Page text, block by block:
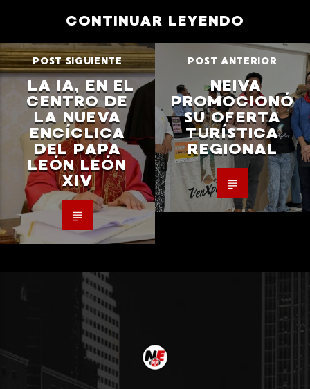
CONTINUAR LEYENDO
POST SIGUIENTE
LA IA, EN EL
CENTRO DE
LA NUEVA
ENCÍCLICA
DEL PAPA
LEÓN LEÓN
XIV
POST ANTERIOR
NEIVA
PROMOCIONÓ
SU OFERTA
TURÍSTICA
REGIONAL